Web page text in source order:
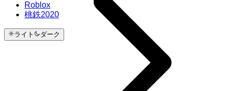
Roblox
桃鉄2020
ライト ダーク